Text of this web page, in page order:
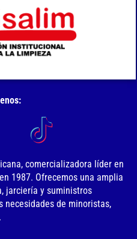
comercializadora líder en
1987. Ofrecemos una amplia
jarciería y suministros
necesidades de minoristas,